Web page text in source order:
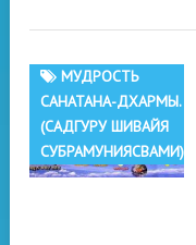
МУДРОСТЬ
САНАТАНА-ДХАРМЫ.
(САДГУРУ ШИВАЙЯ
СУБРАМУНИЯСВАМИ)